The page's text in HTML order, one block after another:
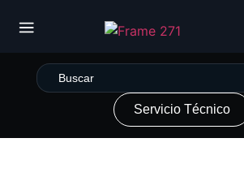
Servicio Técnico